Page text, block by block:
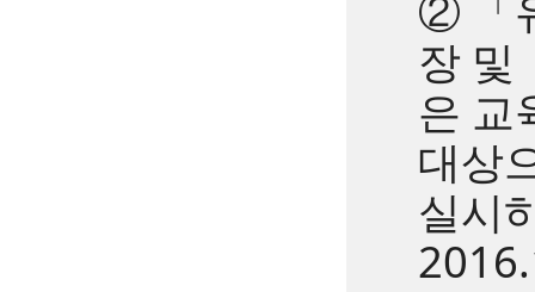
장 및
은 교
대상
실시